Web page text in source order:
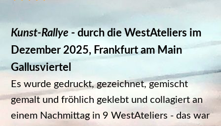
Kunst-Rallye - durch die WestAteliers im
Dezember 2025, Frankfurt am Main
Gallusviertel
Es wurde gedruckt, gezeichnet, gemischt
gemalt und fröhlich geklebt und collagiert an
einem Nachmittag in 9 WestAteliers - das war